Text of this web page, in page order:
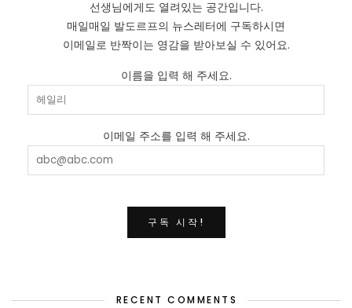
선생님에게도 열려있는 공간입니다.
매일매일 발도르프의 뉴스레터에 구독하시면
이메일로 반짝이는 영감을 받아보실 수 있어요.
이름을 입력 해 주세요.
이메일 주소를 입력 해 주세요.
RECENT COMMENTS